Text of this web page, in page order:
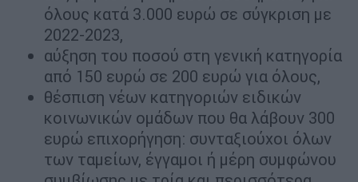
όλους κατά 3.000 ευρώ σε σύγκριση με
2022-2023,
αύξηση του ποσού στη γενική κατηγορία
από 150 ευρώ σε 200 ευρώ για όλους,
θέσπιση νέων κατηγοριών ειδικών
κοινωνικών ομάδων που θα λάβουν 300
ευρώ επιχορήγηση: συνταξιούχοι όλων
των ταμείων, έγγαμοι ή μέρη συμφώνου